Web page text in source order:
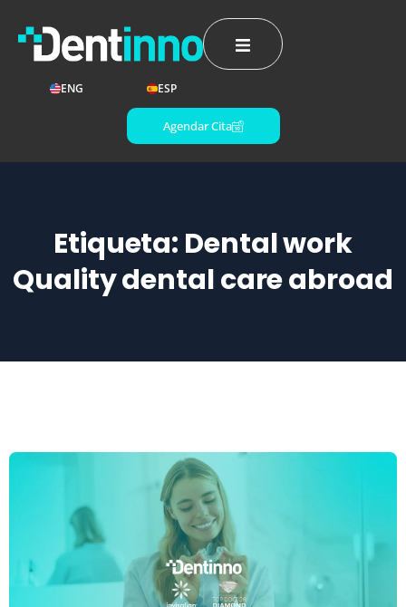
ENG ESP
Agendar Cita
Etiqueta: Dental work
Quality dental care abroad